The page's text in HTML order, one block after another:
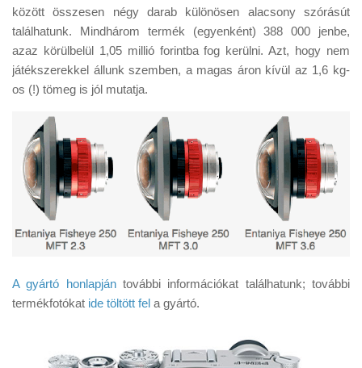
között összesen négy darab különösen alacsony szórásút
találhatunk. Mindhárom termék (egyenként) 388 000 jenbe,
azaz körülbelül 1,05 millió forintba fog kerülni. Azt, hogy nem
játékszerekkel állunk szemben, a magas áron kívül az 1,6 kg-
os (!) tömeg is jól mutatja.
A gyártó honlapjántovábbi információkat találhatunk; további
termékfotókat ide töltött fel a gyártó.